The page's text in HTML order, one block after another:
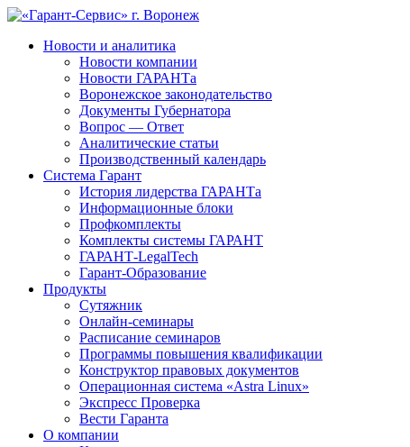
Новости и аналитика
Новости компании
Новости ГАРАНТа
Воронежское законодательство
Документы Губернатора
Вопрос — Ответ
Аналитические статьи
Производственный календарь
Система Гарант
История лидерства ГАРАНТа
Информационные блоки
Профкомплекты
Комплекты системы ГАРАНТ
ГАРАНТ-LegalTech
Гарант-Образование
Продукты
Сутяжник
Онлайн-семинары
Расписание семинаров
Программы повышения квалификации
Конструктор правовых документов
Операционная система «Astra Linux»
Экспресс Проверка
Вести Гаранта
О компании